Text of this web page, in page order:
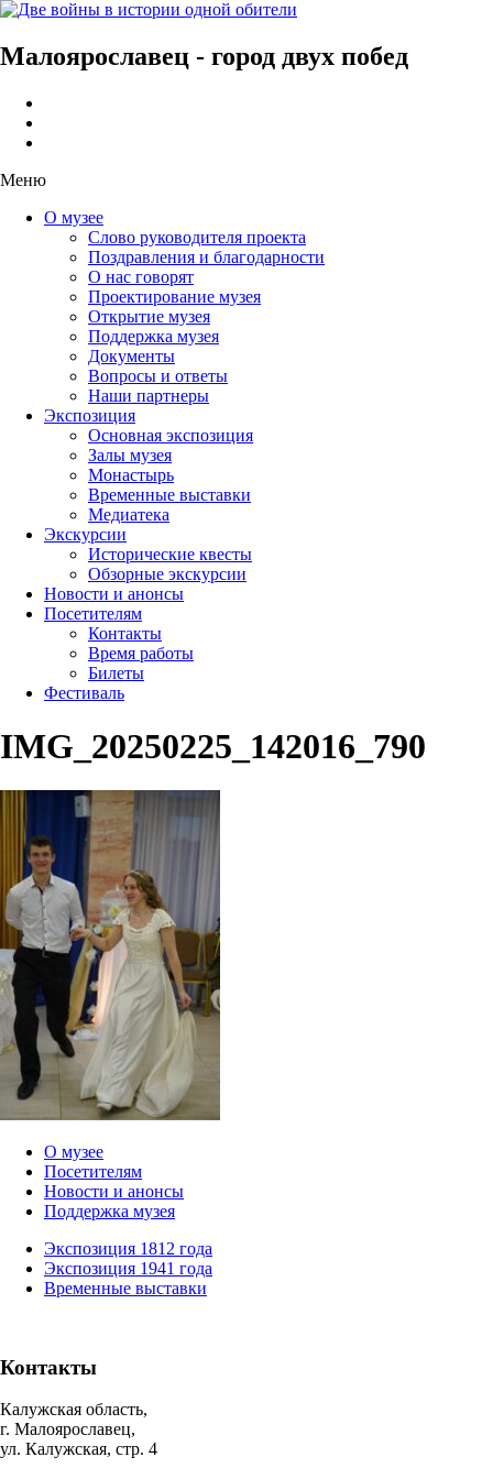
Малоярославец - город двух побед
Меню
О музее
Слово руководителя проекта
Поздравления и благодарности
О нас говорят
Проектирование музея
Открытие музея
Поддержка музея
Документы
Вопросы и ответы
Наши партнеры
Экспозиция
Основная экспозиция
Залы музея
Монастырь
Временные выставки
Медиатека
Экскурсии
Исторические квесты
Обзорные экскурсии
Новости и анонсы
Посетителям
Контакты
Время работы
Билеты
Фестиваль
IMG_20250225_142016_790
О музее
Посетителям
Новости и анонсы
Поддержка музея
Экспозиция 1812 года
Экспозиция 1941 года
Временные выставки
Контакты
Калужская область,
г. Малоярославец,
ул. Калужская, стр. 4